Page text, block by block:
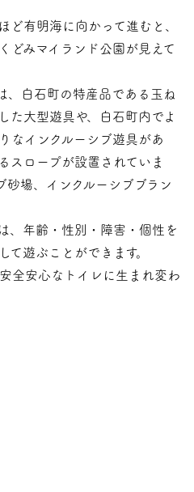
有明海に向かって進むと、
どみマイランド公園が見えて
、白石町の特産品である玉ね
た大型遊具や、白石町内でよ
なインクルーシブ遊具があ
スロープが設置されていま
砂場、インクルーシブブラン
、年齢・性別・障害・個性を
て遊ぶことができます。
全安心なトイレに生まれ変わ